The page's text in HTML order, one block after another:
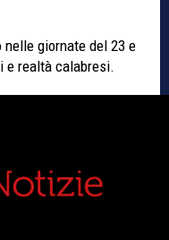
giornate del 23 e
e realtà calabresi.